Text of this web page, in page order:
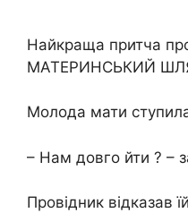
Найкpаща притча
МАТЕРИНСЬКИЙ
Молода мати
– Нам довго йти ? –
Провідник відказав